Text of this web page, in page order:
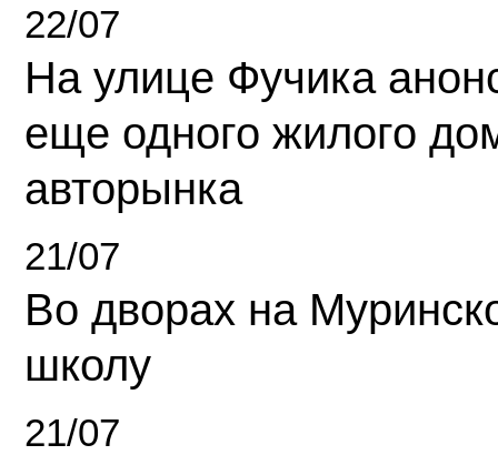
22/07
На улице Фучика
еще одного жилого
авторынка
21/07
Во дворах на
школу
21/07